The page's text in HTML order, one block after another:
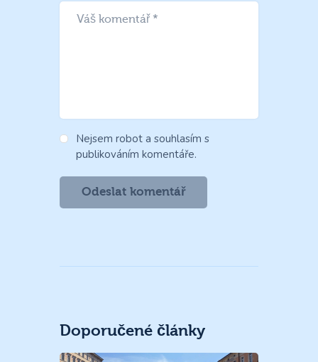
Nejsem robot a souhlasím s
publikováním komentáře.
Doporučené články